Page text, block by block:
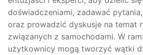
doświadczeniami, zadawać
oraz prowadzić dyskusje na temat
związanych z samochodami. W
użytkownicy mogą tworzyć wątki